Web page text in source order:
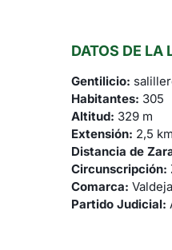
DATOS DE LA
Gentilicio:
Habitantes: 305
Altitud: 329 m
Extensión: 2,5
Distancia de
Circunscripción:
Comarca:
Partido Judicial: